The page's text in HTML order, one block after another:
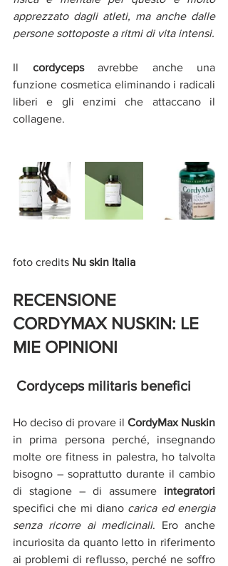
apprezzato dagli atleti, ma anche dalle
persone sottoposte a ritmi di vita intensi.
Il cordyceps avrebbe anche una
funzione cosmetica eliminando i radicali
liberi e gli enzimi che attaccano il
collagene.
foto credits Nu skin Italia
RECENSIONE
CORDYMAX NUSKIN: LE
MIE OPINIONI
Cordyceps militaris benefici
Ho deciso di provare il CordyMax Nuskin
in prima persona perché, insegnando
molte ore fitness in palestra, ho talvolta
bisogno – soprattutto durante il cambio
di stagione – di assumere integratori
specifici che mi diano carica ed energia
senza ricorre ai medicinali. Ero anche
incuriosita da quanto letto in riferimento
ai problemi di reflusso, perché ne soffro